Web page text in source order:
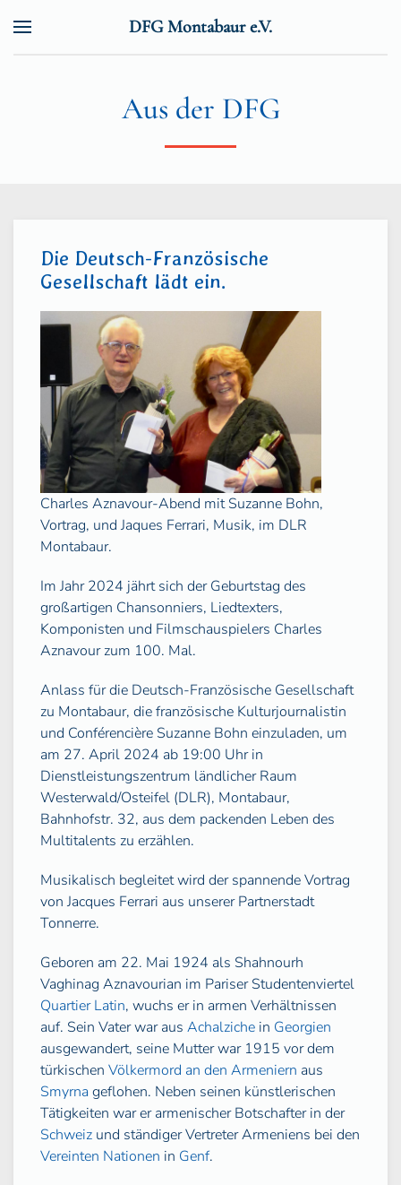
DFG Montabaur e.V.
Aus der DFG
Die Deutsch-Französische
Gesellschaft lädt ein.
Charles Aznavour-Abend mit Suzanne Bohn,
Vortrag, und Jaques Ferrari, Musik, im DLR
Montabaur.
Im Jahr 2024 jährt sich der Geburtstag des
großartigen Chansonniers, Liedtexters,
Komponisten und Filmschauspielers Charles
Aznavour zum 100. Mal.
Anlass für die Deutsch-Französische Gesellschaft
zu Montabaur, die französische Kulturjournalistin
und Conférencière Suzanne Bohn einzuladen, um
am 27. April 2024 ab 19:00 Uhr in
Dienstleistungszentrum ländlicher Raum
Westerwald/Osteifel (DLR), Montabaur,
Bahnhofstr. 32, aus dem packenden Leben des
Multitalents zu erzählen.
Musikalisch begleitet wird der spannende Vortrag
von Jacques Ferrari aus unserer Partnerstadt
Tonnerre.
Geboren am 22. Mai 1924 als Shahnourh
Vaghinag Aznavourian im Pariser Studentenviertel
Quartier Latin, wuchs er in armen Verhältnissen
auf. Sein Vater war aus Achalziche in Georgien
ausgewandert, seine Mutter war 1915 vor dem
türkischen Völkermord an den Armeniern aus
Smyrnageflohen. Neben seinen künstlerischen
Tätigkeiten war er armenischer Botschafter in der
Schweiz und ständiger Vertreter Armeniens bei den
Vereinten Nationen in Genf.